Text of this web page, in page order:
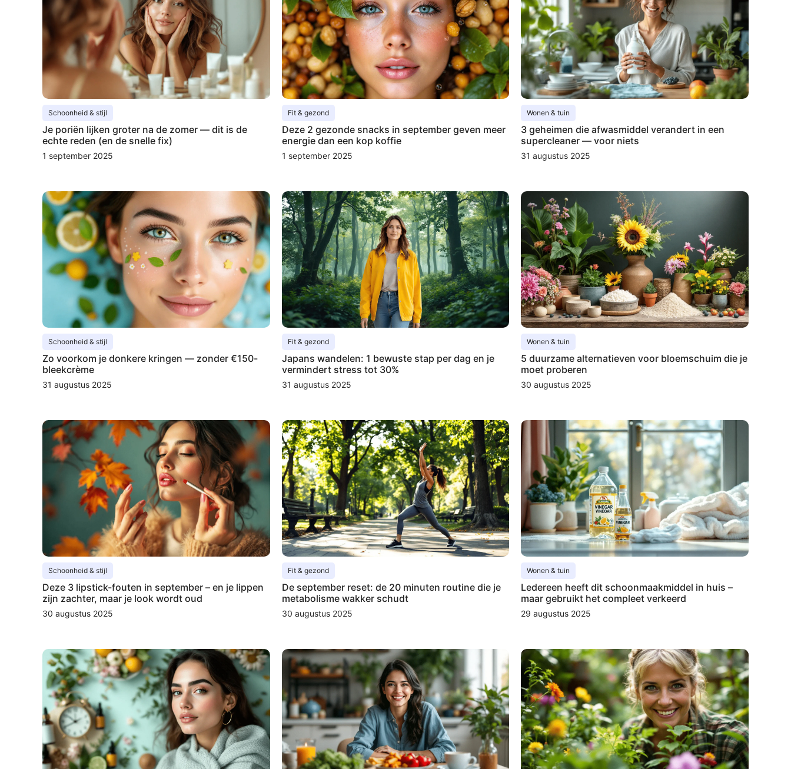
Schoonheid & stijl
Je poriën lijken groter na de zomer — dit is de
echte reden (en de snelle fix)
1 september 2025
Fit & gezond
Deze 2 gezonde snacks in september geven meer
energie dan een kop koffie
1 september 2025
Wonen & tuin
3 geheimen die afwasmiddel verandert in een
supercleaner — voor niets
31 augustus 2025
Schoonheid & stijl
Zo voorkom je donkere kringen — zonder €150-
bleekcrème
31 augustus 2025
Fit & gezond
Japans wandelen: 1 bewuste stap per dag en je
vermindert stress tot 30%
31 augustus 2025
Wonen & tuin
5 duurzame alternatieven voor bloemschuim die je
moet proberen
30 augustus 2025
Schoonheid & stijl
Deze 3 lipstick-fouten in september – en je lippen
zijn zachter, maar je look wordt oud
30 augustus 2025
Fit & gezond
De september reset: de 20 minuten routine die je
metabolisme wakker schudt
30 augustus 2025
Wonen & tuin
Ledereen heeft dit schoonmaakmiddel in huis –
maar gebruikt het compleet verkeerd
29 augustus 2025